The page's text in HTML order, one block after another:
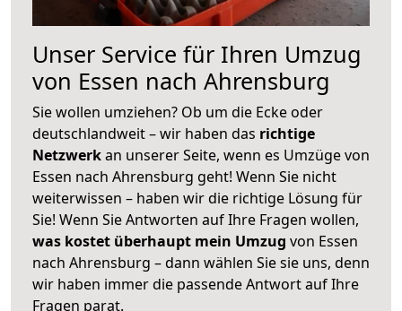
Unser Service für Ihren Umzug
von Essen nach Ahrensburg
Sie wollen umziehen? Ob um die Ecke oder
deutschlandweit – wir haben das richtige
Netzwerkan unserer Seite, wenn es Umzüge von
Essen nach Ahrensburg geht! Wenn Sie nicht
weiterwissen – haben wir die richtige Lösung für
Sie! Wenn Sie Antworten auf Ihre Fragen wollen,
was kostet überhaupt mein Umzug von Essen
nach Ahrensburg – dann wählen Sie sie uns, denn
wir haben immer die passende Antwort auf Ihre
Fragen parat.